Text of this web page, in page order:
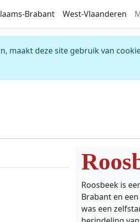
Brabant West-Vlaanderen
maakt deze site gebruik van
Roosbeek is
Brabant en
was een